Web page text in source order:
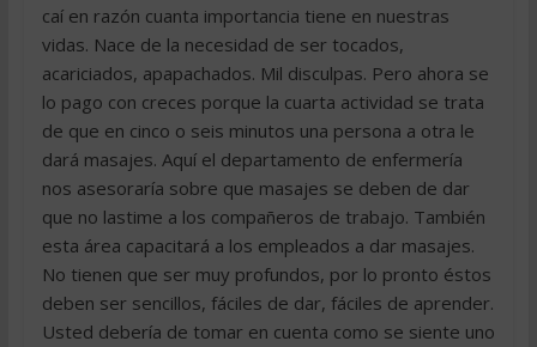
caí en razón cuanta importancia tiene en nuestras
vidas. Nace de la necesidad de ser tocados,
acariciados, apapachados. Mil disculpas. Pero ahora se
lo pago con creces porque la cuarta actividad se trata
de que en cinco o seis minutos una persona a otra le
dará masajes. Aquí el departamento de enfermería
nos asesoraría sobre que masajes se deben de dar
que no lastime a los compañeros de trabajo. También
esta área capacitará a los empleados a dar masajes.
No tienen que ser muy profundos, por lo pronto éstos
deben ser sencillos, fáciles de dar, fáciles de aprender.
Usted debería de tomar en cuenta como se siente uno